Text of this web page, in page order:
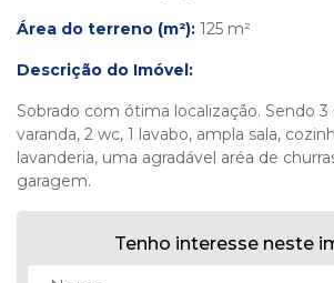
Área do terreno (m²): 125 m²
Descrição do Imóvel:
Sobrado com ótima localização. Sendo
varanda, 2 wc, 1 lavabo, ampla sala,
lavanderia, uma agradável aréa de
garagem.
Tenho interesse neste